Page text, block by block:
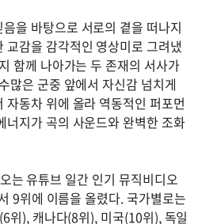
을 바탕으로 서로의 곁을 떠나지
교감을 감각적인 영상미로 그려냈
함께 나아가는 두 존재의 서사가
많은 군중 앞에서 자신감 넘치게
동차 위에 올라 역동적인 퍼포먼
너지가 곡의 사운드와 완벽한 조화
는 유튜브 일간 인기 뮤직비디오
9위에 이름을 올렸다. 국가별로는
위), 캐나다(8위), 미국(10위), 독일